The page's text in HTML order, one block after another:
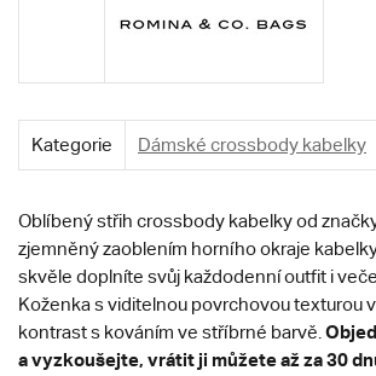
Kategorie Dámské crossbody kabelky
Oblíbený střih crossbody kabelky od
zjemněný zaoblením horního okraje
skvěle doplníte svůj každodenní outfit i
Koženka s viditelnou povrchovou texturou
kontrast s kováním ve stříbrné barvě.
a vyzkoušejte, vrátit ji můžete až za 30